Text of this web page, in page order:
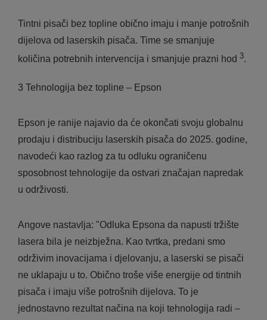
Tintni pisači bez topline obično imaju i manje potrošnih
dijelova od laserskih pisača. Time se smanjuje
količina potrebnih intervencija i smanjuje prazni hod 3.
3 Tehnologija bez topline – Epson
Epson je ranije najavio da će okončati svoju globalnu
prodaju i distribuciju laserskih pisača do 2025. godine,
navodeći kao razlog za tu odluku ograničenu
sposobnost tehnologije da ostvari značajan napredak
u održivosti.
Angove nastavlja: "Odluka Epsona da napusti tržište
lasera bila je neizbježna. Kao tvrtka, predani smo
održivim inovacijama i djelovanju, a laserski se pisači
ne uklapaju u to. Obično troše više energije od tintnih
pisača i imaju više potrošnih dijelova. To je
jednostavno rezultat načina na koji tehnologija radi –